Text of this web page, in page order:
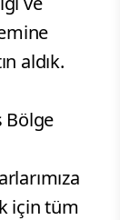
aldık.
Bölge
için tüm